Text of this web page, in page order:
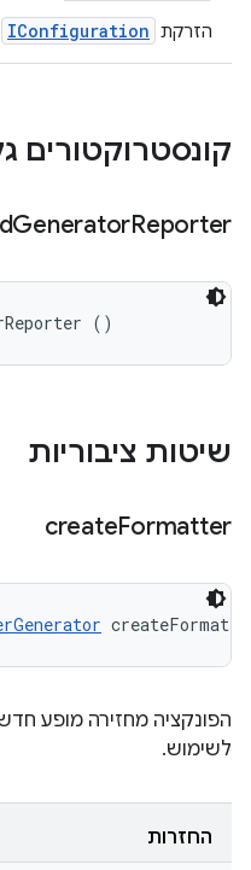
הזרקת IConfiguration
קונסטרוקטורים
GeneratorReporter
()
שיטות ציבוריות
createFormatter
הפונקציה מחזירה מופע
לשימוש.
החזרות